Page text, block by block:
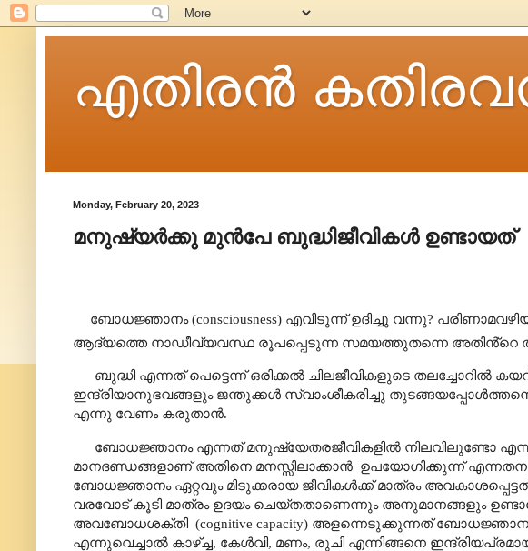
എതിരന്‍
Monday, February 20, 2023
മനുഷ്യർക്കു മുൻപേ ബുദ്ധിജീവികൾ ഉണ്ടായത്
ബോധജ്ഞാനം (consciousness) എവിടുന്ന് ഉദിച്ചു വന്നു?
ആദ്യത്തെ നാഡീവ്യവസ്ഥ രൂപപ്പെടുന്ന സമയത്തുതന്നെ അതിൻ്റെ
ബുദ്ധി എന്നത് പെട്ടെന്ന് ഒരിക്കൽ ചിലജീവികളുടെ തലച്ചോറിൽ
ഇന്ദ്രിയാനുഭവങ്ങളും ജന്തുക്കൾ സ്വാംശീകരിച്ചു
എന്നു വേണം കരുതാൻ.
ബോധജ്ഞാനം എന്നത് മനുഷ്യേതരജീവികളിൽ നിലവിലുണ്ടോ
മാനദണ്ഡങ്ങളാണ് അതിനെ മനസ്സിലാക്കാൻ ഉപയോഗിക്കുന്ന്
ബോധജ്ഞാനം ഏറ്റവും മിടുക്കരായ ജീവികൾക്ക് മാത്രം
വരവോട് കൂടി മാത്രം ഉദയം ചെയ്തതാണെന്നും അനുമാനങ്ങളും
അവബോധശക്തി (cognitive capacity) അളന്നെടുക്കുന്നത്
എന്നുവെച്ചാൽ കാഴ്ച്ച, കേൾവി, മണം, രുചി എന്നിങ്ങനെ